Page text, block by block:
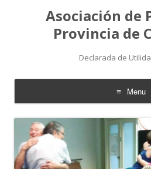
Asociación de
Provincia de
Declarada de
Menu
Skip
to
content